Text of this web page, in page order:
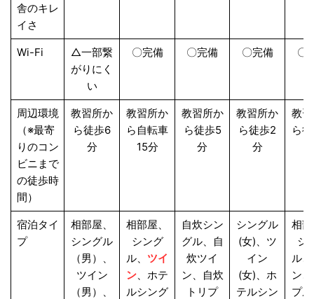
舎のキレ
イさ
Wi-Fi
△一部繋
がりにく
い
〇完備 〇完備 〇完備 〇
周辺環境
（※最寄
りのコン
ビニまで
の徒歩時
間）
教習所か
ら徒歩6
分
教習所か
ら自転車
15分
教習所か
ら徒歩5
分
教習所か
ら徒歩2
分
教
ら
宿泊タイ
プ
相部屋、
シングル
（男）、
ツイン
（男）、
相部屋、
シング
ル、 ツイ
ン 、ホテ
ルシング
自炊シン
グル、自
炊ツイ
ン、自炊
トリプ
シングル
(女)、ツ
イン
(女)、ホ
テルシン
相
シ
ル
ン
プ